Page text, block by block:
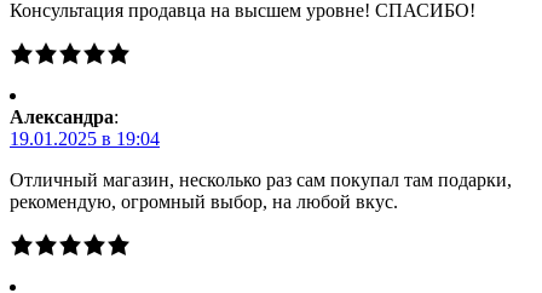
Консультация продавца на высшем уровне! СПАСИБО!
Александра:
19.01.2025 в 19:04
Отличный магазин, несколько раз сам покупал там подарки,
рекомендую, огромный выбор, на любой вкус.